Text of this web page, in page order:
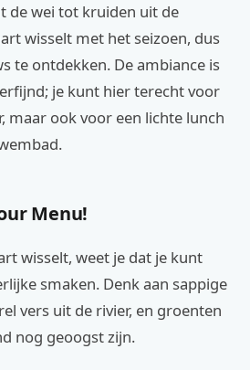
de wei tot kruiden uit de
wisselt met het seizoen, dus
te ontdekken. De ambiance is
je kunt hier terecht voor
maar ook voor een lichte lunch
Menu!
wisselt, weet je dat je kunt
smaken. Denk aan sappige
vers uit de rivier, en groenten
nog geoogst zijn.